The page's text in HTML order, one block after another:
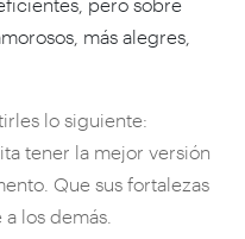
más alegres,
lo siguiente:
tener la mejor versión
Que sus fortalezas
los demás.